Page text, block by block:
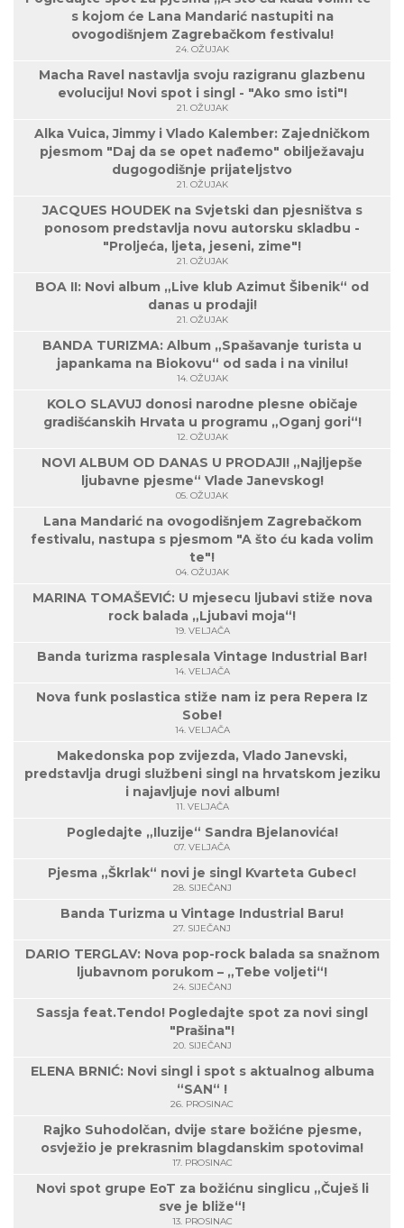
s kojom će Lana Mandarić nastupiti na
ovogodišnjem Zagrebačkom festivalu!
24. OŽUJAK
Macha Ravel nastavlja svoju razigranu glazbenu
evoluciju! Novi spot i singl - "Ako smo isti"!
21. OŽUJAK
Alka Vuica, Jimmy i Vlado Kalember: Zajedničkom
pjesmom "Daj da se opet nađemo" obilježavaju
dugogodišnje prijateljstvo
21. OŽUJAK
JACQUES HOUDEK na Svjetski dan pjesništva s
ponosom predstavlja novu autorsku skladbu -
"Proljeća, ljeta, jeseni, zime"!
21. OŽUJAK
BOA II: Novi album „Live klub Azimut Šibenik“ od
danas u prodaji!
21. OŽUJAK
BANDA TURIZMA: Album „Spašavanje turista u
japankama na Biokovu“ od sada i na vinilu!
14. OŽUJAK
KOLO SLAVUJ donosi narodne plesne običaje
gradišćanskih Hrvata u programu „Oganj gori“!
12. OŽUJAK
NOVI ALBUM OD DANAS U PRODAJI! „Najljepše
ljubavne pjesme“ Vlade Janevskog!
05. OŽUJAK
Lana Mandarić na ovogodišnjem Zagrebačkom
festivalu, nastupa s pjesmom "A što ću kada volim
te"!
04. OŽUJAK
MARINA TOMAŠEVIĆ: U mjesecu ljubavi stiže nova
rock balada „Ljubavi moja“!
19. VELJAČA
Banda turizma rasplesala Vintage Industrial Bar!
14. VELJAČA
Nova funk poslastica stiže nam iz pera Repera Iz
Sobe!
14. VELJAČA
Makedonska pop zvijezda, Vlado Janevski,
predstavlja drugi službeni singl na hrvatskom jeziku
i najavljuje novi album!
11. VELJAČA
Pogledajte „Iluzije“ Sandra Bjelanovića!
07. VELJAČA
Pjesma „Škrlak“ novi je singl Kvarteta Gubec!
28. SIJEČANJ
Banda Turizma u Vintage Industrial Baru!
27. SIJEČANJ
DARIO TERGLAV: Nova pop-rock balada sa snažnom
ljubavnom porukom – „Tebe voljeti“!
24. SIJEČANJ
Sassja feat.Tendo! Pogledajte spot za novi singl
"Prašina"!
20. SIJEČANJ
ELENA BRNIĆ: Novi singl i spot s aktualnog albuma
“SAN“ !
26. PROSINAC
Rajko Suhodolčan, dvije stare božićne pjesme,
osvježio je prekrasnim blagdanskim spotovima!
17. PROSINAC
Novi spot grupe EoT za božićnu singlicu „Čuješ li
sve je bliže“!
13. PROSINAC